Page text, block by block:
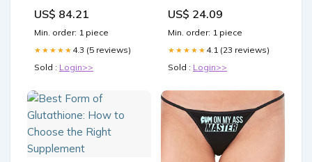
US$ 84.21
Min. order: 1 piece
★★★★★ 4.3 (5 reviews)
Sold : Login>>
US$ 24.09
Min. order: 1 piece
★★★★★ 4.1 (23 reviews)
Sold : Login>>